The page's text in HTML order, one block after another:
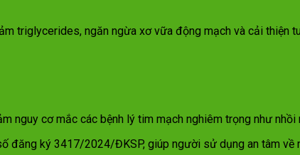
triglycerides, ngăn ngừa xơ vữa động mạch và cải thiện
nguy cơ mắc các bệnh lý tim mạch nghiêm trọng như
đăng ký 3417/2024/ĐKSP, giúp người sử dụng an tâm về